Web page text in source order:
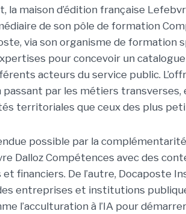
la maison d’édition française
de son pôle de formation
via son organisme de formation
pour concevoir un
acteurs du service public.
passant par les métiers
territoriales que ceux des plus
possible par la
Dalloz Compétences avec des
financiers. De l’autre, Docaposte
entreprises et institutions
l’acculturation à l’IA pour